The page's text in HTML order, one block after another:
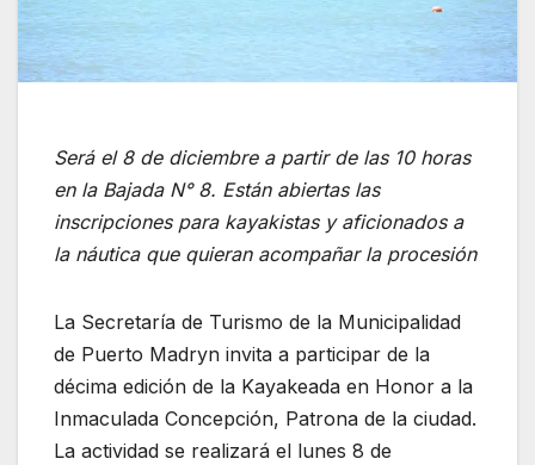
Será el 8 de diciembre a partir de las 10 horas
en la Bajada N° 8. Están abiertas las
inscripciones para kayakistas y aficionados a
la náutica que quieran acompañar la procesión
La Secretaría de Turismo de la Municipalidad
de Puerto Madryn invita a participar de la
décima edición de la Kayakeada en Honor a la
Inmaculada Concepción, Patrona de la ciudad.
La actividad se realizará el lunes 8 de